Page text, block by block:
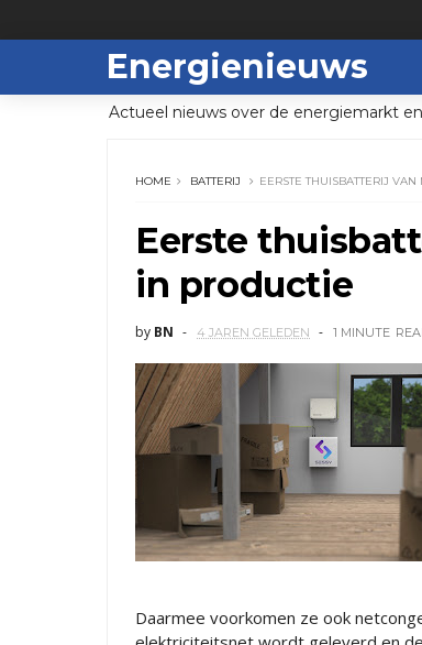
Energienieuws
Actueel nieuws over de energiemarkt
HOME BATTERIJ EERSTE THUISBATTERIJ
Eerste
in productie
by BN 4 JAREN GELEDEN 1 MINUTE
Daarmee voorkomen ze ook